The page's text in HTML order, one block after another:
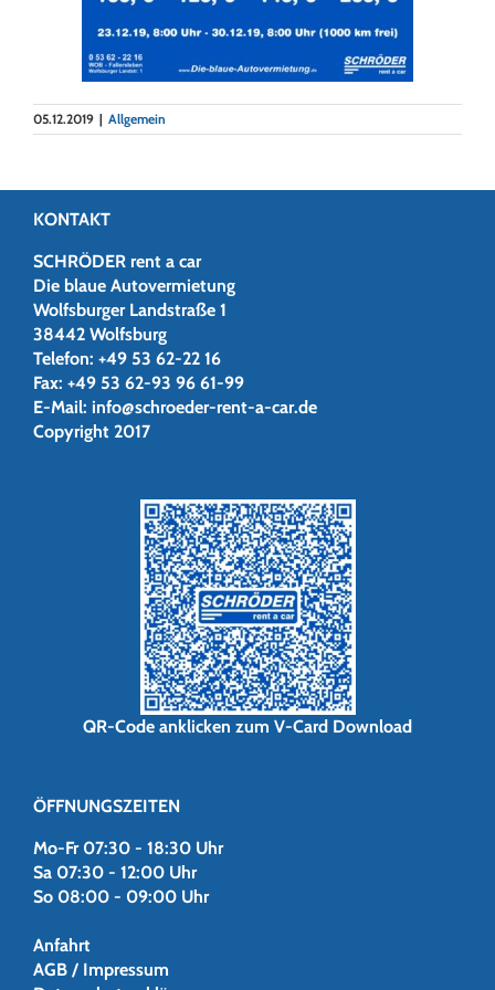
05.12.2019 | Allgemein
KONTAKT
SCHRÖDER rent a car
Die blaue Autovermietung
Wolfsburger Landstraße 1
38442 Wolfsburg
Telefon: +49 53 62-22 16
Fax: +49 53 62-93 96 61-99
E-Mail: info@schroeder-rent-a-car.de
Copyright 2017
QR-Code anklicken zum V-Card Download
ÖFFNUNGSZEITEN
Mo-Fr 07:30 - 18:30 Uhr
Sa 07:30 - 12:00 Uhr
So 08:00 - 09:00 Uhr
Anfahrt
AGB / Impressum